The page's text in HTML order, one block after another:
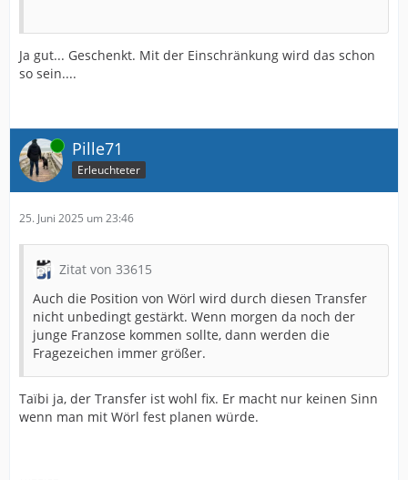
Ja gut... Geschenkt. Mit der Einschränkung wird das schon
so sein....
Online Pille71
Erleuchteter
25. Juni 2025 um 23:46
Zitat von 33615
Auch die Position von Wörl wird durch diesen Transfer
nicht unbedingt gestärkt. Wenn morgen da noch der
junge Franzose kommen sollte, dann werden die
Fragezeichen immer größer.
Taïbi ja, der Transfer ist wohl fix. Er macht nur keinen Sinn
wenn man mit Wörl fest planen würde.